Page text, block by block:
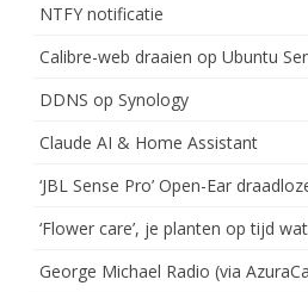
NTFY notificatie
Calibre-web draaien op Ubuntu
DDNS op Synology
Claude AI & Home Assistant
‘JBL Sense Pro’ Open-Ear
‘Flower care’, je planten op tijd
George Michael Radio (via